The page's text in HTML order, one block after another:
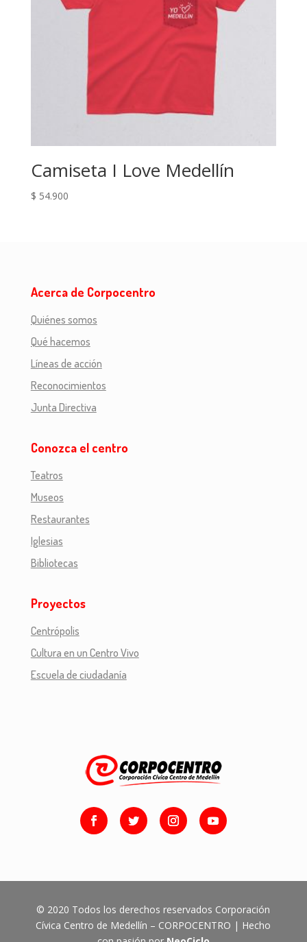
Camiseta I Love Medellín
$ 54.900
Acerca de Corpocentro
Quiénes somos
Qué hacemos
Líneas de acción
Reconocimientos
Junta Directiva
Conozca el centro
Teatros
Museos
Restaurantes
Iglesias
Bibliotecas
Proyectos
Centrópolis
Cultura en un Centro Vivo
Escuela de ciudadanía
© 2020 Todos los derechos reservados Corporación
Cívica Centro de Medellín – CORPOCENTRO | Hecho